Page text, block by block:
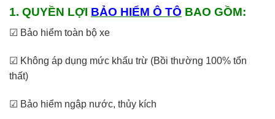
1. QUYỀN LỢI BẢO HIỂM Ô TÔ BAO GỒM:
☑ Bảo hiểm toàn bộ xe
☑ Không áp dụng mức khấu trừ (Bồi thường 100% tổn
thất)
☑ Bảo hiểm ngập nước, thủy kích